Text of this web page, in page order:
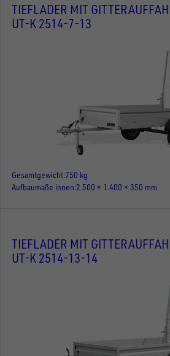
TIEFLADER MIT
UT-K 2514-7-13
Gesamtgewicht 750 kg
Aufbaumaße innen 2.500 × 1.400 × 350 mm
TIEFLADER MIT
UT-K 2514-13-14